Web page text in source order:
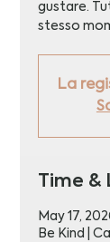
gustare.
stesso
La
Time
May 17,
Be Kind |